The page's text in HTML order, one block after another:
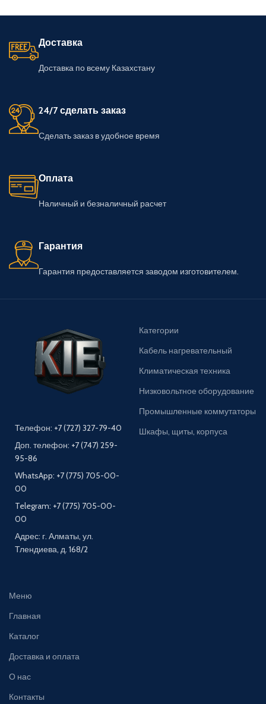
Доставка
Доставка по всему Казахстану
24/7 сделать заказ
Сделать заказ в удобное время
Оплата
Наличный и безналичный расчет
Гарантия
Гарантия предоставляется заводом изготовителем.
Телефон: +7 (727) 327-79-40
Доп. телефон: +7 (747) 259-
95-86
WhatsApp: +7 (775) 705-00-
00
Telegram: +7 (775) 705-00-
00
Адрес: г. Алматы, ул.
Тлендиева, д. 168/2
Категории
Кабель нагревательный
Климатическая техника
Низковольтное оборудование
Промышленные коммутаторы
Шкафы, щиты, корпуса
Меню
Главная
Каталог
Доставка и оплата
О нас
Контакты